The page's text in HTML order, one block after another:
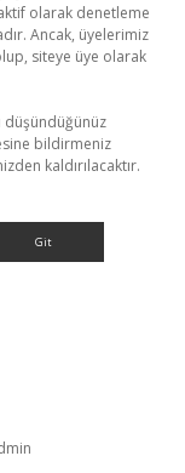
olarak denetleme
Ancak, üyelerimiz
siteye üye olarak
düşündüğünüz
bildirmeniz
kaldırılacaktır.